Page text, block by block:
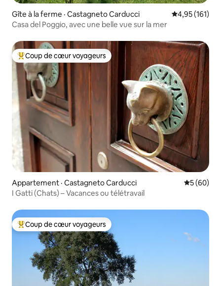
Gîte à la ferme · Castagneto Carducci Note
4,95 (161)
Casa del Poggio, avec une belle vue sur la mer
Coup de cœur voyageurs parmi les plus aimés
Coup de cœur voyageurs
Appartement · Castagneto Carducci Note
5 (60)
I Gatti (Chats) – Vacances ou télétravail
Coup de cœur voyageurs parmi les plus aimés
Coup de cœur voyageurs